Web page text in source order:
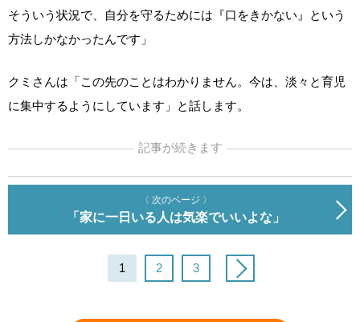
そういう状況で、自分を守るためには『口をきかない』という
方法しかなかったんです」
クミさんは「この先のことはわかりません。今は、淡々と育児
に集中するようにしています」と話します。
記事が続きます
〈 次のページ 〉
「家に一日いる人は気楽でいいよな」
1 2 3